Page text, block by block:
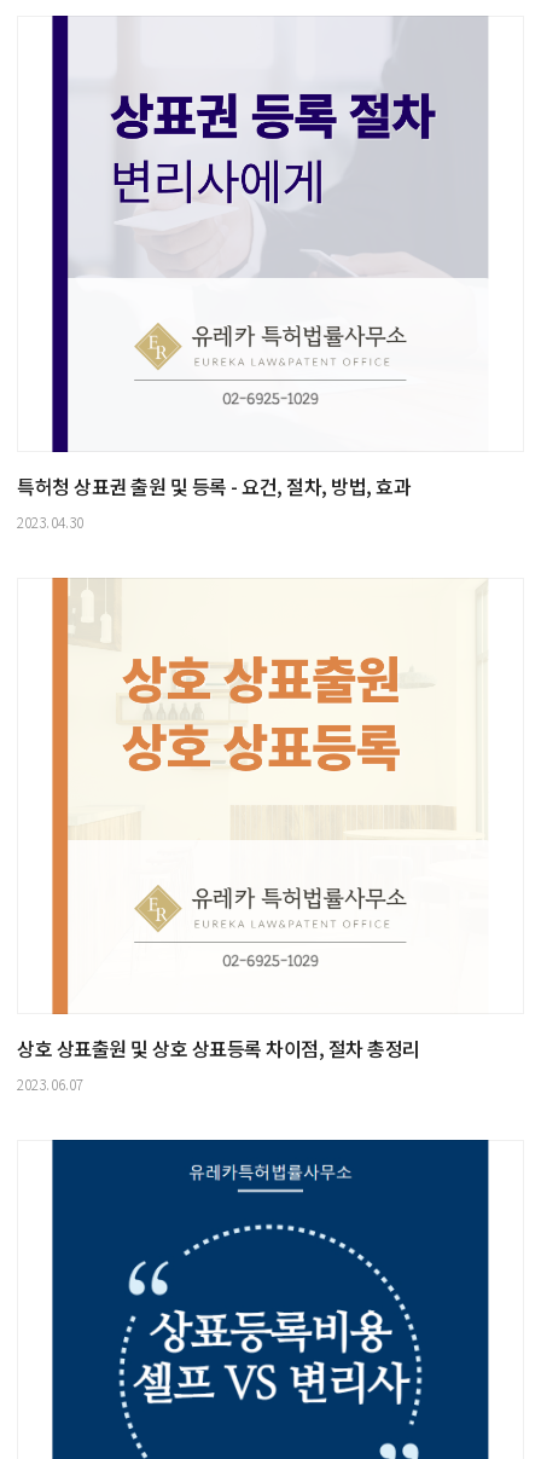
특허청 상표권 출원 및 등록 - 요건, 절차, 방법, 효과
2023.04.30
상호 상표출원 및 상호 상표등록 차이점, 절차 총정리
2023.06.07